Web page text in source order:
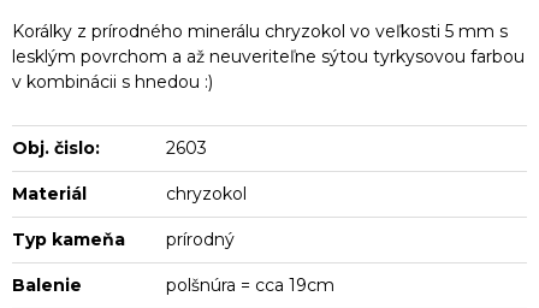
Korálky z prírodného minerálu chryzokol vo veľkosti 5 mm s
lesklým povrchom a až neuveriteľne sýtou tyrkysovou farbou
v kombinácii s hnedou :)
Obj. čislo: 2603
Materiál chryzokol
Typ kameňa prírodný
Balenie polšnúra = cca 19cm